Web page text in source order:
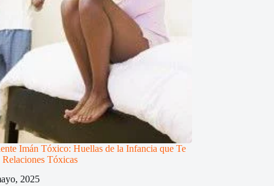
Imán Tóxico: Huellas de la Infancia que Te
Tóxicas
2025